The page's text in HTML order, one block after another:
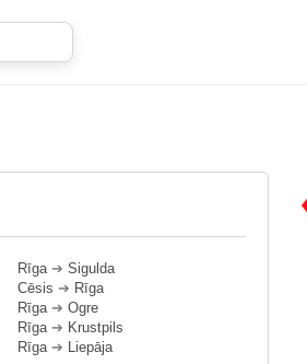
Rīga➔ Sigulda
Cēsis ➔ Rīga
Rīga➔ Ogre
Rīga➔ Krustpils
Rīga➔ Liepāja